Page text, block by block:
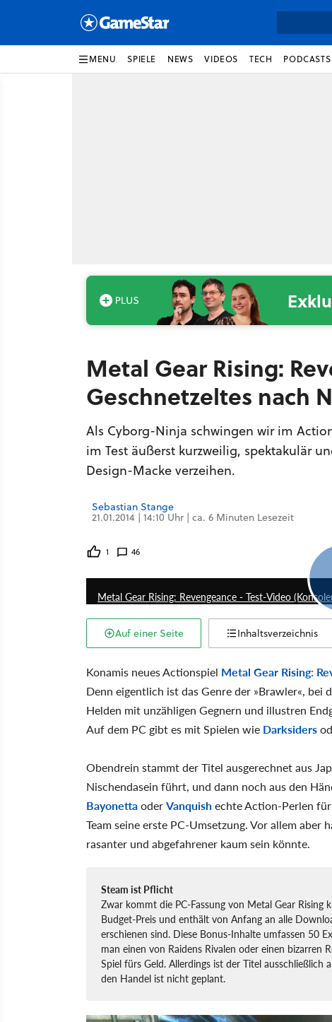
MENU SPIELE NEWS VIDEOS TECH PODCASTS
Metal Gear Rising:
Geschnetzeltes nach
Als Cyborg-Ninja schwingen wir im
im Test äußerst kurzweilig, spektakulär
Design-Macke verzeihen.
Sebastian Stange
21.01.2014 | 14:10 Uhr | ca. 6 Minuten Lesezeit
1 46
Metal Gear Rising: Revengeance - Test-Video
Auf einer Seite Inhaltsverzeichnis
Konamis neues Actionspiel Metal Gear Rising:
Denn eigentlich ist das Genre der »Brawler«, bei
Helden mit unzähligen Gegnern und illustren
Auf dem PC gibt es mit Spielen wie Darksiders
Obendrein stammt der Titel ausgerechnet aus
Nischendasein führt, und dann noch aus den
BayonettaoderVanquishechte Action-Perlen
Team seine erste PC-Umsetzung. Vor allem
rasanter und abgefahrener kaum sein könnte.
Steam ist Pflicht
Zwar kommt die PC-Fassung von Metal Gear
Budget-Preis und enthält von Anfang an alle
erschienen sind. Diese Bonus-Inhalte umfassen 50
man einen von Raidens Rivalen oder einen
Spiel fürs Geld. Allerdings ist der Titel
den Handel ist nicht geplant.